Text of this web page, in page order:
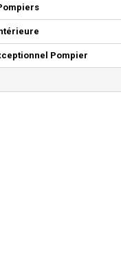
Pompier